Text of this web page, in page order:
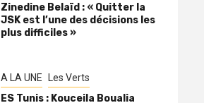
Zinedine Belaïd : « Quitter la
JSK est l’une des décisions les
plus difficiles »
A LA UNE Les Verts
ES Tunis : Kouceila Boualia